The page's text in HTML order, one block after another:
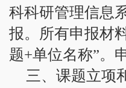
科科研管理信息
报。所有申报材
题+单位名称”。
三、课题立项